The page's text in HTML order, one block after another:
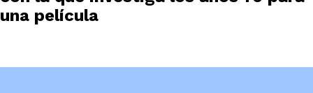
una película